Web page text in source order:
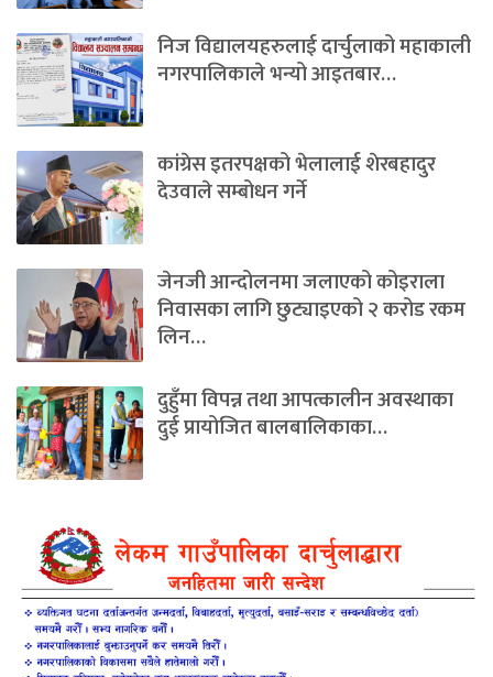
निज विद्यालयहरुलाई दार्चुलाको महाकाली
नगरपालिकाले भन्यो आइतबार…
कांग्रेस इतरपक्षको भेलालाई शेरबहादुर
देउवाले सम्बोधन गर्ने
जेनजी आन्दोलनमा जलाएको कोइराला
निवासका लागि छुट्याइएको २ करोड रकम
लिन…
दुहुँमा विपन्न तथा आपत्कालीन अवस्थाका
दुई प्रायोजित बालबालिकाका…